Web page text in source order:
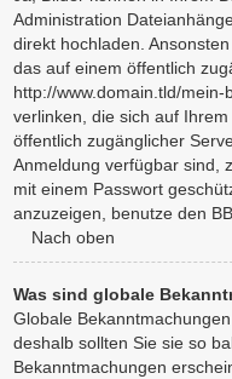
Administration
direkt hochladen.
das auf einem öffentlich
http://www.domain.tld/
verlinken, die sich auf
öffentlich zugänglicher
Anmeldung verfügbar sind,
mit einem Passwort
anzuzeigen, benutze den
Nach oben
Was sind globale
Globale
deshalb sollten Sie sie so
Bekanntmachungen